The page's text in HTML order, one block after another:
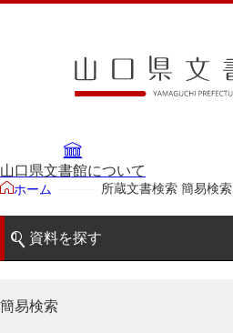
山口県文書館について
ホーム 所蔵文書検索 簡易検索
資料を探す
簡易検索